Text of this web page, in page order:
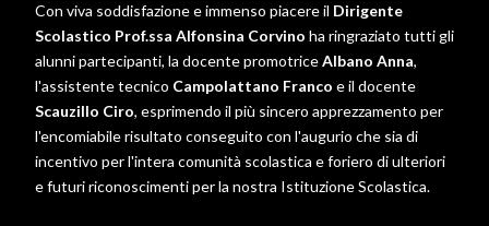
Con viva soddisfazione e immenso piacere il Dirigente
Scolastico Prof.ssa Alfonsina Corvino ha ringraziato tutti gli
alunni partecipanti, la docente promotriceAlbano Anna,
l'assistente tecnico Campolattano Franco e il docente
Scauzillo Ciro, esprimendo il più sincero apprezzamento per
l'encomiabile risultato conseguito con l'augurio che sia di
incentivo per l'intera comunità scolastica e foriero di ulteriori
e futuri riconoscimenti per la nostra Istituzione Scolastica.